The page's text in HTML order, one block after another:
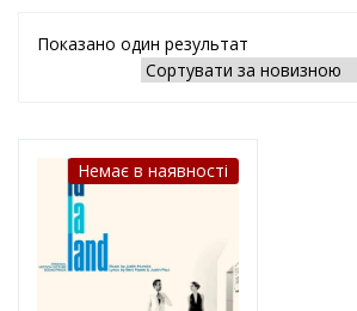
Показано один результат
Немає в наявності